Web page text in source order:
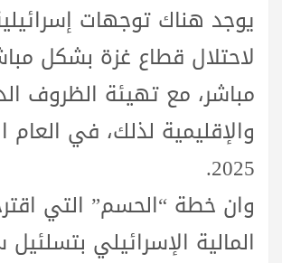
يوجد هناك توجهات
لاحتلال قطاع غزة بشكل
مباشر، مع تهيئة الظروف
والإقليمية لذلك، في العام
2025.
وان خطة “الحسم” التي
المالية الإسرائيلي